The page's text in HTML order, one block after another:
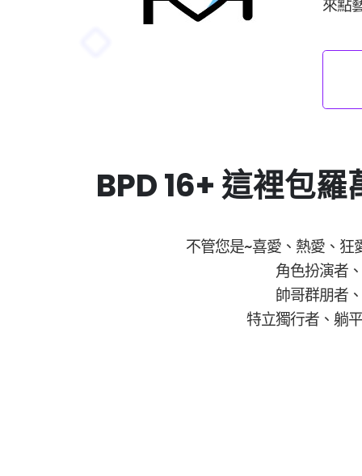
來點
BPD 16+ 這裡包
不管您是~喜愛、熱愛、
角色扮演者
帥哥群朋者
特立獨行者、躺